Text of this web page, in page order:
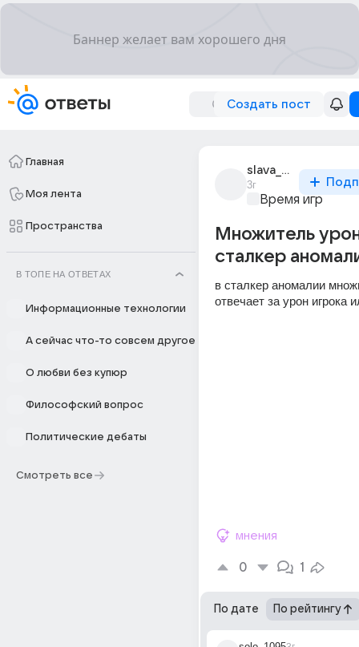
Создать пост
Главная
Моя лента
Пространства
В ТОПЕ НА ОТВЕТАХ
Информационные технологии
А сейчас что-то совсем другое
О любви без купюр
Философский вопрос
Политические дебаты
Смотреть все
slava_bychkov_52
3г
Время игр
Множитель
сталкер
в сталкер аномалии
отвечает за урон игрока
мнения
0 1
По дате По рейтингу